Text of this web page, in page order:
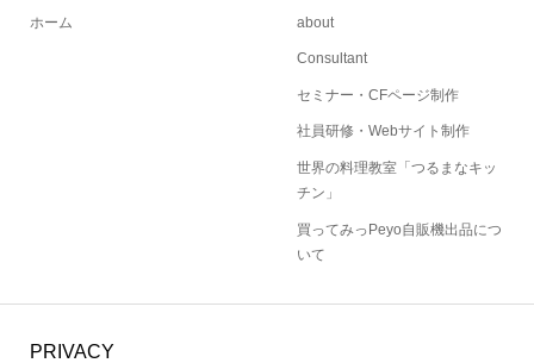
ホーム about
Consultant
セミナー・CFページ制作
社員研修・Webサイト制作
世界の料理教室「つるまなキッ
チン」
買ってみっPeyo自販機出品につ
いて
PRIVACY